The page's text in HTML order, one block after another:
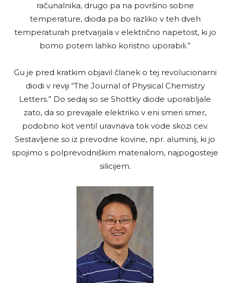
računalnika, drugo pa na površino sobne
temperature, dioda pa bo razliko v teh dveh
temperaturah pretvarjala v električno napetost, ki jo
bomo potem lahko koristno uporabili.”
Gu je pred kratkim objavil članek o tej revolucionarni
diodi v reviji “The Journal of Physical Chemistry
Letters.” Do sedaj so se Shottky diode uporabljale
zato, da so prevajale elektriko v eni smeri smer,
podobno kot ventil uravnava tok vode skozi cev.
Sestavljene so iz prevodne kovine, npr. aluminij, ki jo
spojimo s polprevodniškim materialom, najpogosteje
silicijem.